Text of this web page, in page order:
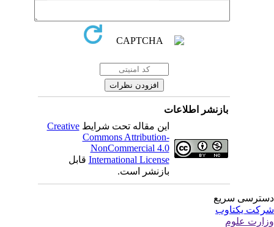
بازنشر اطلاعات
این مقاله تحت شرایطCreative
Commons Attribution-
NonCommercial 4.0
International Licenseقابل
بازنشر است.
سریع
یکتاوب
علوم